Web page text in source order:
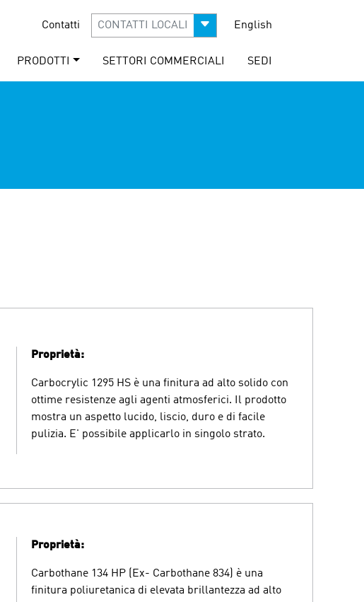
Contatti CONTATTI LOCALI English
PRODOTTI SETTORI COMMERCIALI SEDI
Proprietà:
Carbocrylic 1295 HS è una finitura ad alto solido con
ottime resistenze agli agenti atmosferici. Il prodotto
mostra un aspetto lucido, liscio, duro e di facile
pulizia. E' possibile applicarlo in singolo strato.
Proprietà:
Carbothane 134 HP (Ex- Carbothane 834) è una
finitura poliuretanica di elevata brillantezza ad alto